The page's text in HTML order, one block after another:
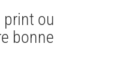
ou
bonne